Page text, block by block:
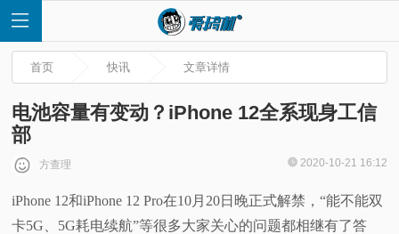
首
页
首页 快讯 文章详情
电池容量有变动？iPhone 12全系现身工信
部
方查理 2020-10-21 16:12
iPhone 12和iPhone 12 Pro在10月20日晚正式解禁，“能不能双
卡5G、5G耗电续航”等很多大家关心的问题都相继有了答